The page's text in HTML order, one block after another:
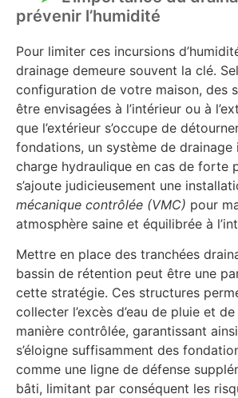
prévenir l’humidité
Pour limiter ces incursions
drainage demeure souvent la clé.
configuration de votre maison, des
être envisagées à l’intérieur ou à
que l’extérieur s’occupe de
fondations, un système de drainage
charge hydraulique en cas de forte
s’ajoute judicieusement une
mécanique contrôlée (VMC) pour
atmosphère saine et équilibrée à
Mettre en place des tranchées
bassin de rétention peut être une
cette stratégie. Ces structures
collecter l’excès d’eau de pluie et
manière contrôlée, garantissant ainsi
s’éloigne suffisamment des
comme une ligne de défense
bâti, limitant par conséquent les